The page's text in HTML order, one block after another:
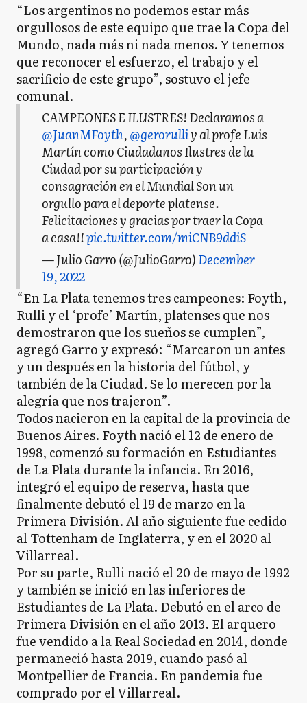
“Los argentinos no podemos estar más
orgullosos de este equipo que trae la Copa del
Mundo, nada más ni nada menos. Y tenemos
que reconocer el esfuerzo, el trabajo y el
sacrificio de este grupo”, sostuvo el jefe
comunal.
CAMPEONES E ILUSTRES! Declaramos a
@JuanMFoyth,@gerorulliy al profe Luis
Martín como Ciudadanos Ilustres de la
Ciudad por su participación y
consagración en el Mundial Son un
orgullo para el deporte platense.
Felicitaciones y gracias por traer la Copa
a casa!!pic.twitter.com/miCNB9ddiS
— Julio Garro (@JulioGarro)December
19, 2022
“En La Plata tenemos tres campeones: Foyth,
Rulli y el ‘profe’ Martín, platenses que nos
demostraron que los sueños se cumplen”,
agregó Garro y expresó: “Marcaron un antes
y un después en la historia del fútbol, y
también de la Ciudad. Se lo merecen por la
alegría que nos trajeron”.
Todos nacieron en la capital de la provincia de
Buenos Aires. Foyth nació el 12 de enero de
1998, comenzó su formación en Estudiantes
de La Plata durante la infancia. En 2016,
integró el equipo de reserva, hasta que
finalmente debutó el 19 de marzo en la
Primera División. Al año siguiente fue cedido
al Tottenham de Inglaterra, y en el 2020 al
Villarreal.
Por su parte, Rulli nació el 20 de mayo de 1992
y también se inició en las inferiores de
Estudiantes de La Plata. Debutó en el arco de
Primera División en el año 2013. El arquero
fue vendido a la Real Sociedad en 2014, donde
permaneció hasta 2019, cuando pasó al
Montpellier de Francia. En pandemia fue
comprado por el Villarreal.